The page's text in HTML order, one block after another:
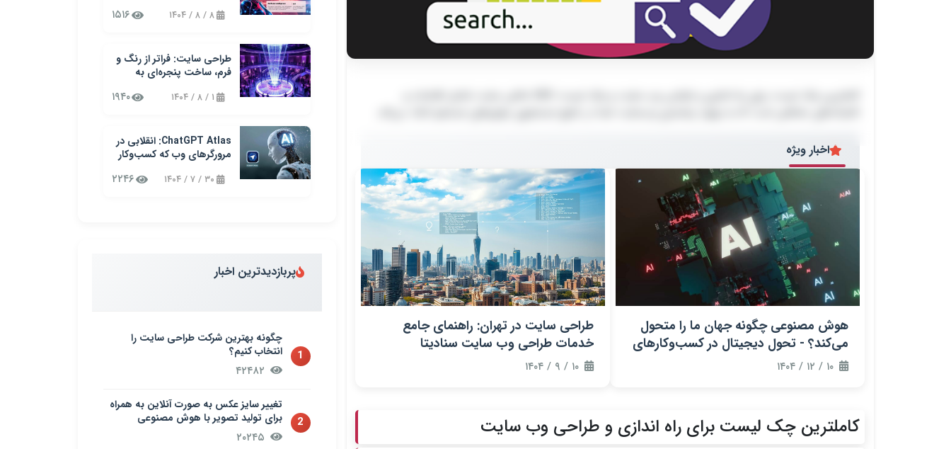
تکنیک‌های مختلفی است که به بهبود رتبه‌بندی وب‌سایت شما در نتایج جستجوی موتورهای جستجو کمک می‌کند.
اخبار ویژه
هوش مصنوعی چگونه جهان ما را متحول
می‌کند؟ - تحول دیجیتال در کسب‌وکارهای
نوین
طراحی سایت در تهران: راهنمای جامع
خدمات طراحی وب سایت سنادیتا
کاملترین چک لیست برای راه اندازی و طراحی وب سایت
۸ / ۸ / ۱۴۰۴ ۱۵۱۶
طراحی سایت: فراتر از رنگ و
فرم، ساخت پنجره‌ای به
۱ / ۸ / ۱۴۰۴ ۱۹۴۰
ChatGPT Atlas: انقلابی در
مرورگرهای وب که کسب‌وکار
۳۰ / ۷ / ۱۴۰۴ ۲۲۴۶
پربازدیدترین اخبار
1
چگونه بهترین شرکت طراحی سایت را
انتخاب کنیم؟
2
تغییر سایز عکس به صورت آنلاین به همراه
برای تولید تصویر با هوش مصنوعی